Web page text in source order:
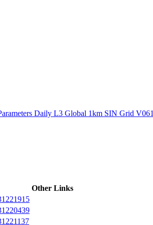
Daily L3 Global 1km SIN Grid V061
Other Links